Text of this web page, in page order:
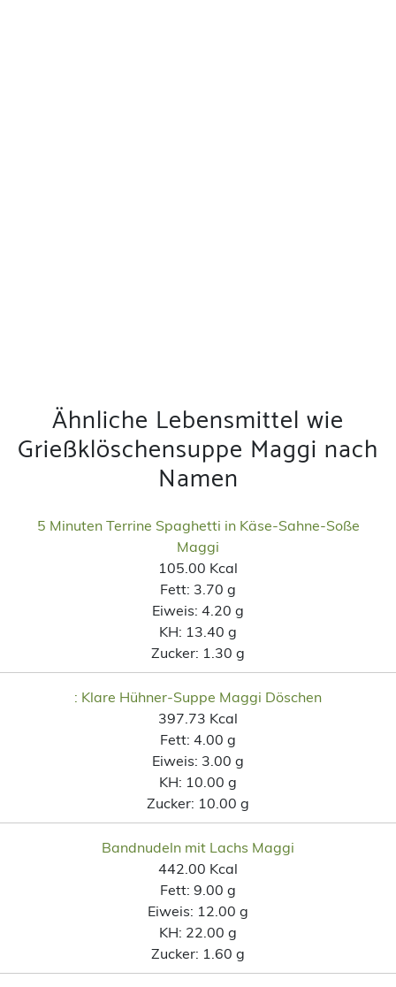
Ähnliche Lebensmittel wie
Grießklöschensuppe Maggi nach
Namen
5 Minuten Terrine Spaghetti in Käse-Sahne-Soße
Maggi
105.00 Kcal
Fett: 3.70 g
Eiweis: 4.20 g
KH: 13.40 g
Zucker: 1.30 g
: Klare Hühner-Suppe Maggi Döschen
397.73 Kcal
Fett: 4.00 g
Eiweis: 3.00 g
KH: 10.00 g
Zucker: 10.00 g
Bandnudeln mit Lachs Maggi
442.00 Kcal
Fett: 9.00 g
Eiweis: 12.00 g
KH: 22.00 g
Zucker: 1.60 g